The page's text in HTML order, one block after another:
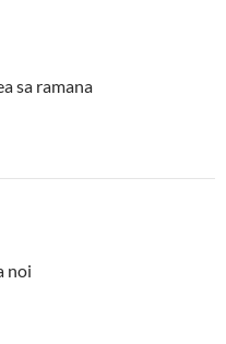
sa ramana
noi